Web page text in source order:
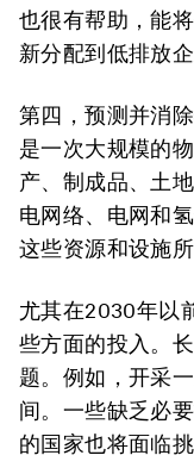
也很有帮助，能
新分配到低排放企
第四，预测并消
是一次大规模的
产、制成品、土
电网络、电网和
这些资源和设施
尤其在2030年以
些方面的投入。
题。例如，开采
间。一些缺乏必
的国家也将面临挑